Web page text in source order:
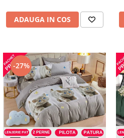
ADAUGA IN COS
-27%